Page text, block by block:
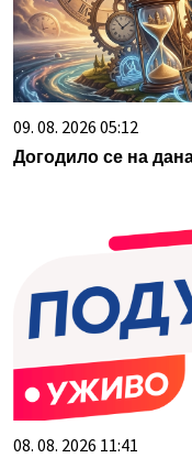
09. 08. 2026 05:12
Догодило се на
08. 08. 2026 11:41